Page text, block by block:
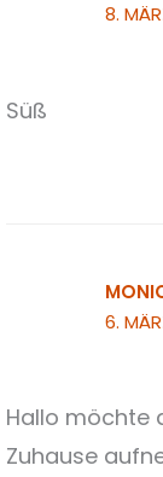
8.
Süß
6.
Hallo möchte die
Zuhause